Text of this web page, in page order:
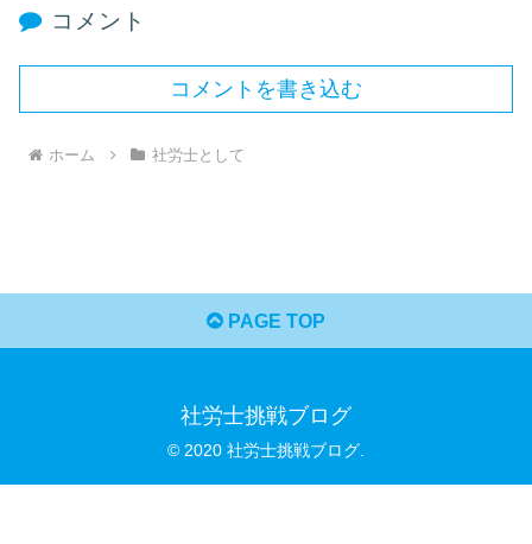
コメント
コメントを書き込む
ホーム 社労士として
PAGE TOP
社労士挑戦ブログ
© 2020 社労士挑戦ブログ.